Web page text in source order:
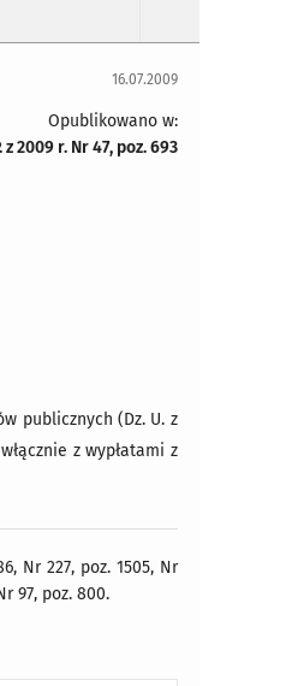
16.07.2009
Opublikowano w:
z 2009 r. Nr 47, poz. 693
publicznych (Dz. U. z
z wypłatami z
Nr 227, poz. 1505, Nr
97, poz. 800.